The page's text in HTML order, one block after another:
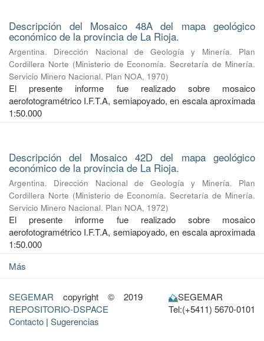
Descripción del Mosaico 48A del mapa geológico
económico de la provincia de La Rioja.
Argentina. Dirección Nacional de Geología y Minería. Plan
Cordillera Norte (Ministerio de Economía. Secretaría de Minería.
Servicio Minero Nacional. Plan NOA, 1970)
El presente informe fue realizado sobre mosaico
aerofotogramétrico I.F.T.A, semiapoyado, en escala aproximada
1:50.000
Descripción del Mosaico 42D del mapa geológico
económico de la provincia de La Rioja.
Argentina. Dirección Nacional de Geología y Minería. Plan
Cordillera Norte (Ministerio de Economía. Secretaría de Minería.
Servicio Minero Nacional. Plan NOA, 1972)
El presente informe fue realizado sobre mosaico
aerofotogramétrico I.F.T.A, semiapoyado, en escala aproximada
1:50.000
Más
SEGEMAR copyright © 2019
REPOSITORIO-DSPACE
Contacto | Sugerencias
SEGEMAR
Tel:(+5411) 5670-0101